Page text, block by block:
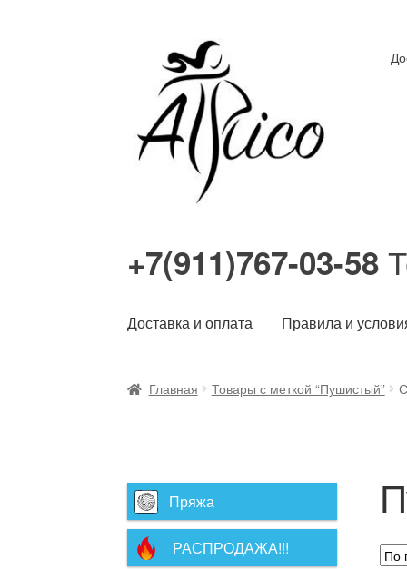
Перейти
навигации
Перейти
содержимому
+7(911)767-03-58
Доставка и оплата Правила и
Главная Товары с меткой “Пушистый”
Пряжа
РАСПРОДАЖА!!!